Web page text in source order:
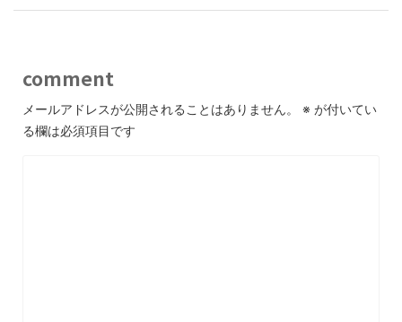
comment
メールアドレスが公開されることはありません。 ※ が付いてい
る欄は必須項目です